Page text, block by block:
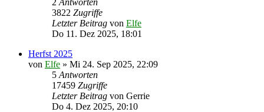
2 Antworten
3822 Zugriffe
Letzter Beitrag von Elfe
Do 11. Dez 2025, 18:01
Herfst 2025
von Elfe » Mi 24. Sep 2025, 22:09
5 Antworten
17459 Zugriffe
Letzter Beitrag von Gerrie
Do 4. Dez 2025, 20:10